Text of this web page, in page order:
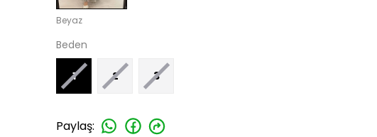
Beyaz
Beden
1 2 3
Paylaş: